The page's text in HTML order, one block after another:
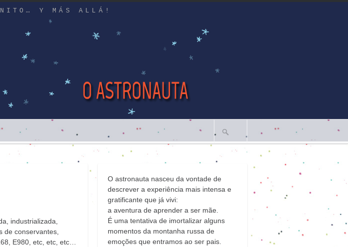
Y MÁS ALLÁ!
industrializada,
de conservantes,
E980, etc, etc, etc…
O astronauta nasceu da vontade de
descrever a experiência mais intensa e
gratificante que já vivi:
a aventura de aprender a ser mãe.
É uma tentativa de imortalizar alguns
momentos da montanha russa de
emoções que entramos ao ser pais.